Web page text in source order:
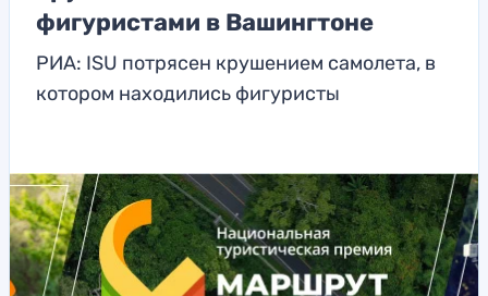
фигуристами в Вашингтоне
РИА: ISU потрясен крушением самолета, в
котором находились фигуристы